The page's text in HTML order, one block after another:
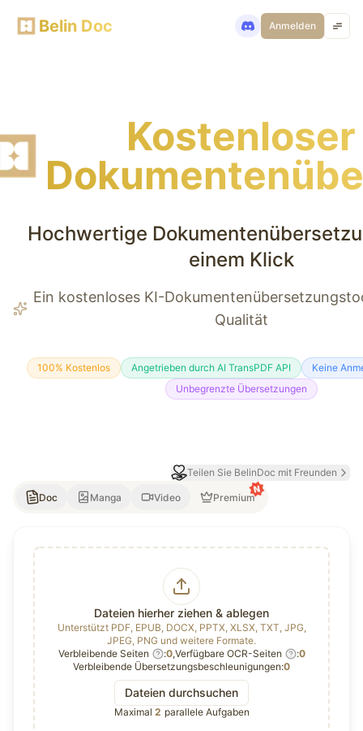
Belin Doc Anmelden
Hochwertige
einem Klick
Ein kostenloses KI-
Qualität
100% Kostenlos Angetrieben durch AI TransPDF API
Keine
Unbegrenzte Übersetzungen
Doc Manga Video Premium
Teilen Sie BelinDoc mit Freunden
Dateien hierher ziehen & ablegen
Unterstützt PDF, EPUB, DOCX, PPTX, XLSX, TXT, JPG,
JPEG, PNG und weitere Formate.
Verbleibende Seiten
:0,Verfügbare OCR-Seiten :0
Verbleibende Übersetzungsbeschleunigungen:0
Dateien durchsuchen
Maximal 2 parallele Aufgaben
File upload